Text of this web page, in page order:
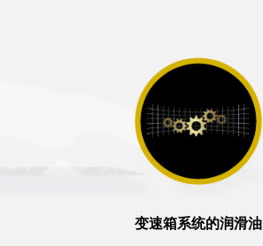
变速箱系统的润滑油